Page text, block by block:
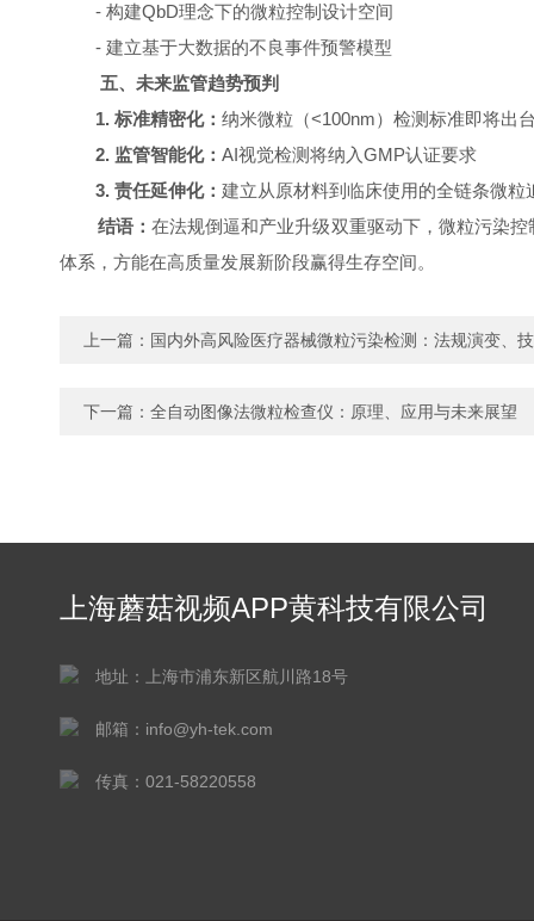
- 构建QbD理念下的微粒控制设计空间
- 建立基于大数据的不良事件预警模型
五、未来监管趋势预判
1. 标准精密化： 纳米微粒（<100nm）检测标准即将出
2. 监管智能化： AI视觉检测将纳入GMP认证要求
3. 责任延伸化： 建立从原材料到临床使用的全链条微粒
结语：在法规倒逼和产业升级双重驱动下，微粒污染
体系，方能在高质量发展新阶段赢得生存空间。
上一篇： 国内外高风险医疗器械微粒污染检测：法规演变
下一篇： 全自动图像法微粒检查仪：原理、应用与未来展望
上海蘑菇视频APP黄科技有限公司
地址：上海市浦东新区航川路18号
邮箱：info@yh-tek.com
传真：021-58220558